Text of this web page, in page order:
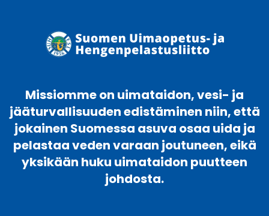
Missiomme on uimataidon, vesi- ja
jääturvallisuuden edistäminen niin, että
jokainen Suomessa asuva osaa uida ja
pelastaa veden varaan joutuneen, eikä
yksikään huku uimataidon puutteen
johdosta.